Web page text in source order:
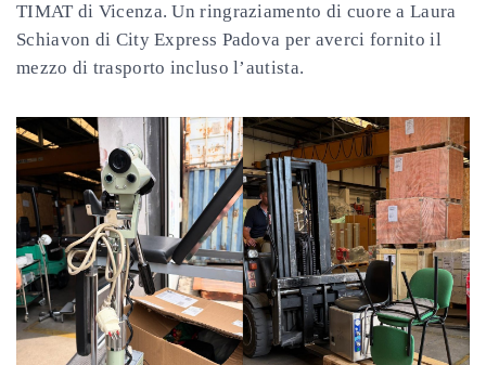
TIMAT di Vicenza. Un ringraziamento di cuore a Laura
Schiavon di City Express Padova per averci fornito il
mezzo di trasporto incluso l’autista.